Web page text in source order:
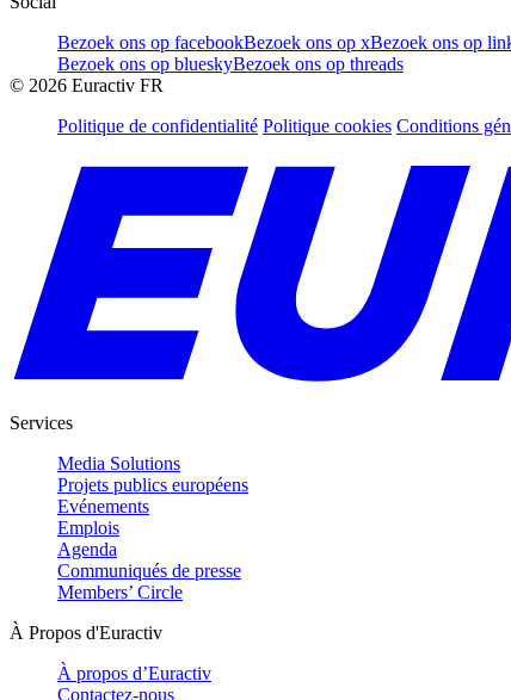
Bezoek ons op facebookBezoek ons op xBezoek ons op
Bezoek ons op blueskyBezoek ons op threads
© 2026 Euractiv FR
Politique de confidentialité Politique cookies Conditions
Services
Media Solutions
Projets publics européens
Evénements
Emplois
Agenda
Communiqués de presse
Members’ Circle
À Propos d'Euractiv
À propos d’Euractiv
Contactez-nous